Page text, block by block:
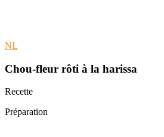
NL
Chou-fleur rôti à la harissa
Recette
Préparation